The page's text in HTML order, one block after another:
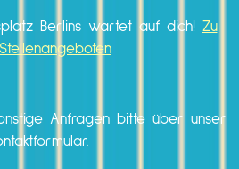
Berlins wartet auf dich! Zu
Anfragen bitte über unser